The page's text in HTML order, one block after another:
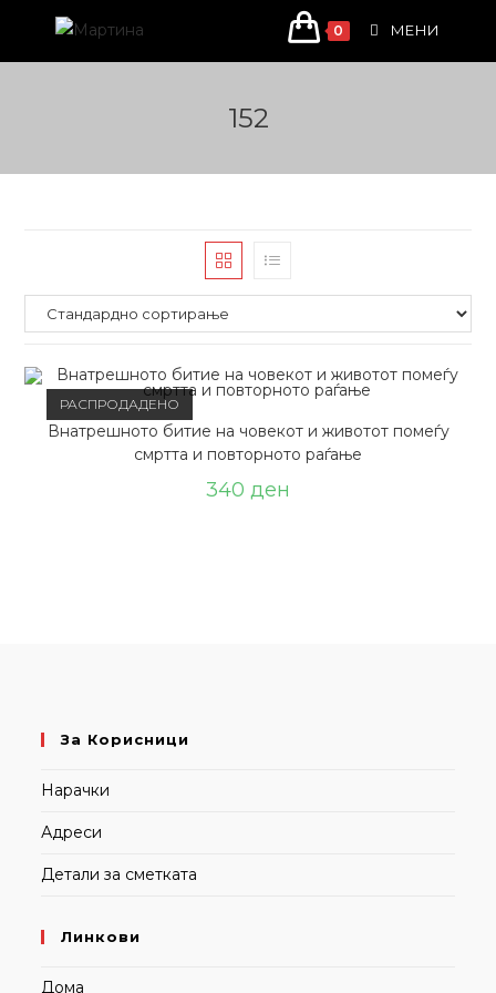
content
0 МЕНИ
152
РАСПРОДАДЕНО
Внатрешното битие на човекот и животот помеѓу
смртта и повторното раѓање
340 ден
За Корисници
Нарачки
Адреси
Детали за сметката
Линкови
Дома